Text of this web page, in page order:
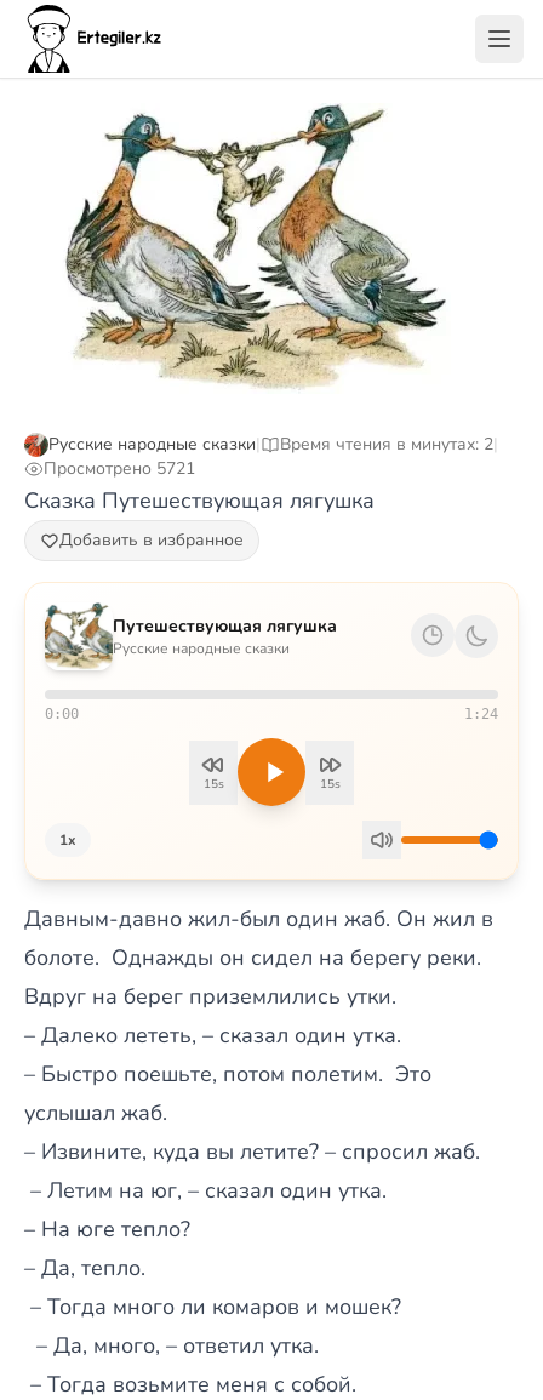
Русские народные сказки| Время чтения в минутах: 2|
Просмотрено 5721
Сказка Путешествующая лягушка
Добавить в избранное
Путешествующая лягушка
Русские народные сказки
0:00 1:24
15s 15s
1x
Давным-давно жил-был один жаб. Он жил в
болоте. Однажды он сидел на берегу реки.
Вдруг на берег приземлились утки.
– Далеко лететь, – сказал один утка.
– Быстро поешьте, потом полетим. Это
услышал жаб.
– Извините, куда вы летите? – спросил жаб.
– Летим на юг, – сказал один утка.
– На юге тепло?
– Да, тепло.
– Тогда много ли комаров и мошек?
– Да, много, – ответил утка.
– Тогда возьмите меня с собой.